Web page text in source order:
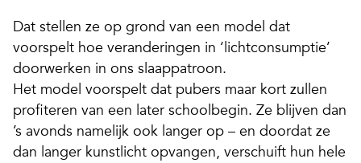
Dat stellen ze op grond van een model dat
voorspelt hoe veranderingen in ‘lichtconsumptie’
doorwerken in ons slaappatroon.
Het model voorspelt dat pubers maar kort zullen
profiteren van een later schoolbegin. Ze blijven dan
’s avonds namelijk ook langer op – en doordat ze
dan langer kunstlicht opvangen, verschuift hun hele